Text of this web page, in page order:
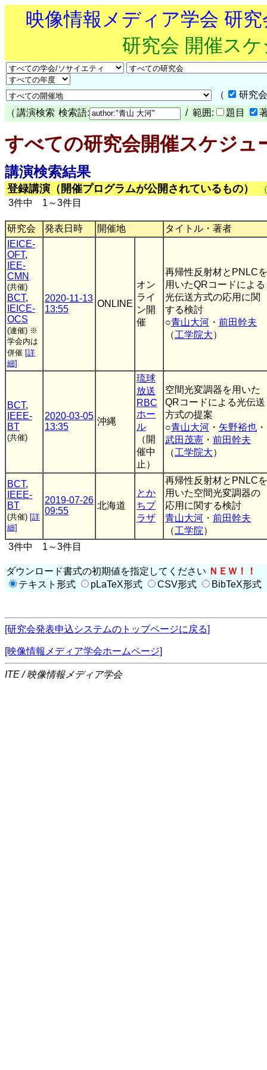
映像情報メディア学会 研
研究会 開催ス
（
研究
（ 講演検索 検索語: / 範囲: 題目
すべての研究会開催スケジュ
講演検索結果
登録講演（開催プログラムが公開されているもの）
3件中 1～3件目
研究会 発表日時 開催地
タイトル・著者
IEICE-
OFT,
IEE-
CMN
(共催)
BCT,
IEICE-
OCS
(連催) ※
学会内は
併催 [詳
細]
2020-11-13
13:55
ONLINE
オン
ライ
ン開
催
再帰性反射材とPNLCを
用いたQRコードによる
光伝送方式の応用に関
する検討
○青山大河 ・ 前田幹夫
（工学院大）
BCT,
IEEE-
BT
(共催)
2020-03-05
13:35
沖縄
琉球
放送
RBC
ホー
ル
（開
催中
止）
空間光変調器を用いた
QRコードによる光伝送
方式の提案
○青山大河 ・ 矢野裕也 ・
武田茂憲 ・ 前田幹夫
（工学院大）
BCT,
IEEE-
BT
(共催) [詳
細]
2019-07-26
09:55
北海道
とか
ちプ
ラザ
再帰性反射材とPNLCを
用いた空間光変調器の
応用に関する検討
青山大河 ・ 前田幹夫
（工学院）
3件中 1～3件目
ダウンロード書式の初期値を指定してください ＮＥＷ！！
テキスト形式
pLaTeX形式 CSV形式 BibTeX形式
[研究会発表申込システムのトップページに戻る]
[映像情報メディア学会ホームページ]
ITE / 映像情報メディア学会